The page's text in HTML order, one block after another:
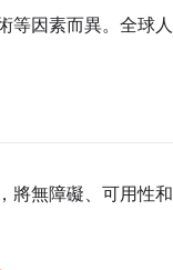
等因素而異。全球人
將無障礙、可用性和